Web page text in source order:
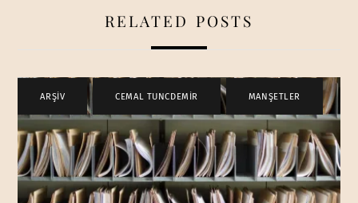
RELATED POSTS
ARŞİV CEMAL TUNCDEMİR , MANŞETLER